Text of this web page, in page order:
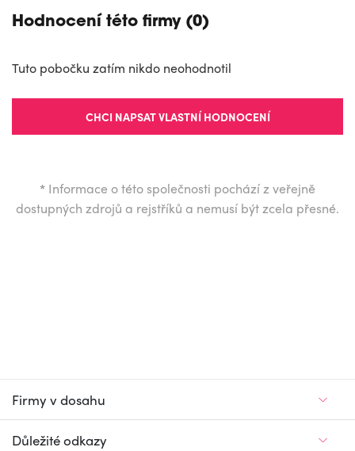
Hodnocení této firmy (0)
Tuto pobočku zatím nikdo neohodnotil
CHCI NAPSAT VLASTNÍ HODNOCENÍ
* Informace o této společnosti pochází z veřejně
dostupných zdrojů a rejstříků a nemusí být zcela přesné.
Firmy v dosahu
Důležité odkazy